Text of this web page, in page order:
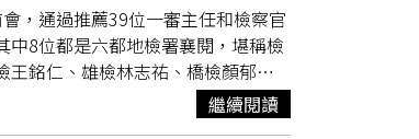
，如查有涉及食品安全衛生管理
者善盡食品安全管理責任，切勿心
，通過推薦39位一審主任和檢察官
8位都是六都地檢署襄閱，堪稱檢
王銘仁、雄檢林志祐、橋檢顏郁
報名二審檢察官（輪調），即所謂
辦事檢察官，切結放棄調升外，擬
繼續閱讀